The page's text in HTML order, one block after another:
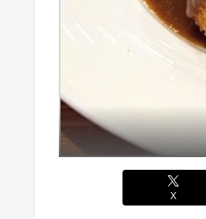
X